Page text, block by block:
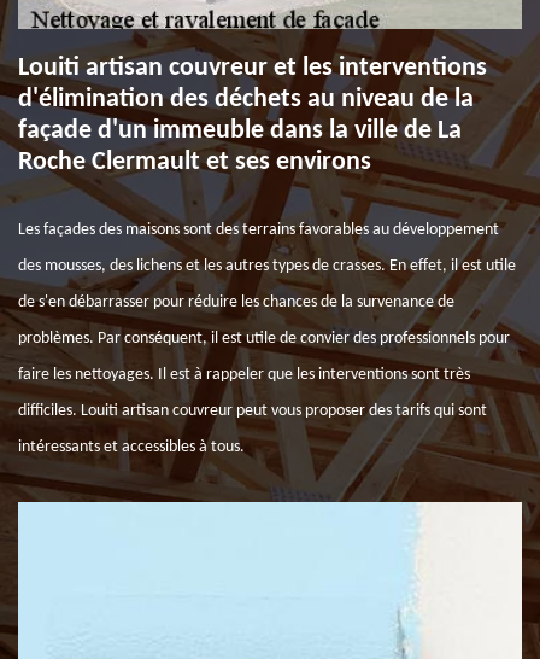
Louiti artisan couvreur et les interventions
d'élimination des déchets au niveau de la
façade d'un immeuble dans la ville de La
Roche Clermault et ses environs
Les façades des maisons sont des terrains favorables au développement
des mousses, des lichens et les autres types de crasses. En effet, il est utile
de s'en débarrasser pour réduire les chances de la survenance de
problèmes. Par conséquent, il est utile de convier des professionnels pour
faire les nettoyages. Il est à rappeler que les interventions sont très
difficiles. Louiti artisan couvreur peut vous proposer des tarifs qui sont
intéressants et accessibles à tous.